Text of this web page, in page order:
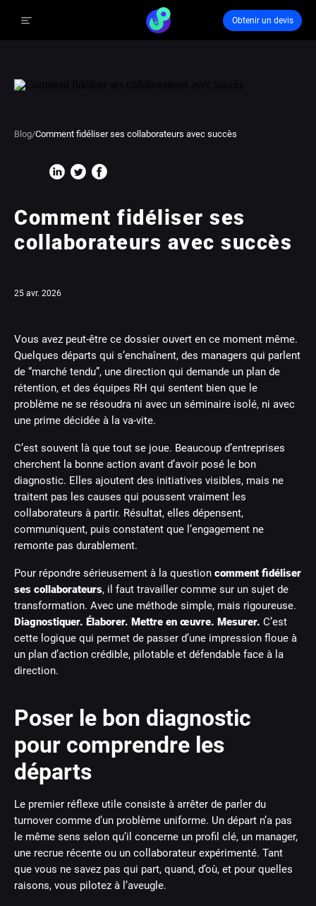
Obtenir un devis
Blog/Comment fidéliser ses collaborateurs avec succès
Comment fidéliser ses
collaborateurs avec succès
25 avr. 2026
Vous avez peut-être ce dossier ouvert en ce moment même.
Quelques départs qui s’enchaînent, des managers qui parlent
de “marché tendu”, une direction qui demande un plan de
rétention, et des équipes RH qui sentent bien que le
problème ne se résoudra ni avec un séminaire isolé, ni avec
une prime décidée à la va-vite.
C’est souvent là que tout se joue. Beaucoup d’entreprises
cherchent la bonne action avant d’avoir posé le bon
diagnostic. Elles ajoutent des initiatives visibles, mais ne
traitent pas les causes qui poussent vraiment les
collaborateurs à partir. Résultat, elles dépensent,
communiquent, puis constatent que l’engagement ne
remonte pas durablement.
Pour répondre sérieusement à la question comment fidéliser
ses collaborateurs, il faut travailler comme sur un sujet de
transformation. Avec une méthode simple, mais rigoureuse.
Diagnostiquer. Élaborer. Mettre en œuvre. Mesurer. C’est
cette logique qui permet de passer d’une impression floue à
un plan d’action crédible, pilotable et défendable face à la
direction.
Poser le bon diagnostic
pour comprendre les
départs
Le premier réflexe utile consiste à arrêter de parler du
turnover comme d’un problème uniforme. Un départ n’a pas
le même sens selon qu’il concerne un profil clé, un manager,
une recrue récente ou un collaborateur expérimenté. Tant
que vous ne savez pas qui part, quand, d’où, et pour quelles
raisons, vous pilotez à l’aveugle.